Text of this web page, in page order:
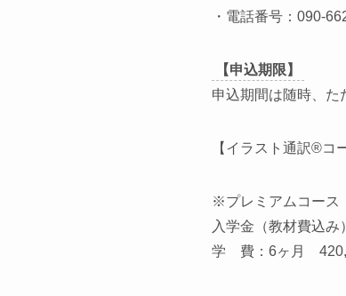
・電話番号： 090-
【申込期限】
申込期間は随時、た
【イラスト通訳®︎コ
※プレミアムコース
入学金（教材費込み
学 費： 6ヶ月 420